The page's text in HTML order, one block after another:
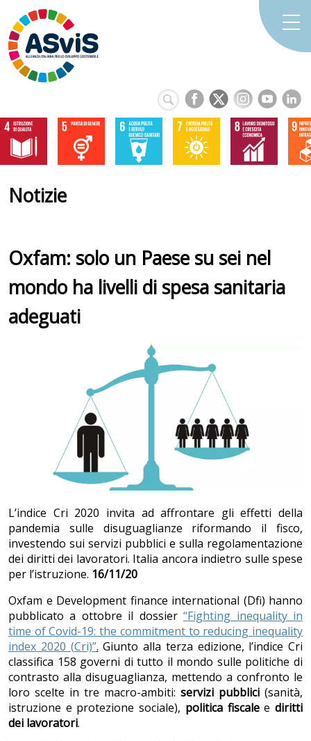
Notizie
Oxfam: solo un Paese su sei nel
mondo ha livelli di spesa sanitaria
adeguati
L’indice Cri 2020 invita ad affrontare gli effetti della
pandemia sulle disuguaglianze riformando il fisco,
investendo sui servizi pubblici e sulla regolamentazione
dei diritti dei lavoratori. Italia ancora indietro sulle spese
per l’istruzione. 16/11/20
Oxfam e Development finance international (Dfi) hanno
pubblicato a ottobre il dossier“Fighting inequality in
time of Covid-19: the commitment to reducing inequality
index 2020 (Cri)”. Giunto alla terza edizione, l’indice Cri
classifica 158 governi di tutto il mondo sulle politiche di
contrasto alla disuguaglianza, mettendo a confronto le
loro scelte in tre macro-ambiti: servizi pubblici (sanità,
istruzione e protezione sociale), politica fiscaleediritti
dei lavoratori.